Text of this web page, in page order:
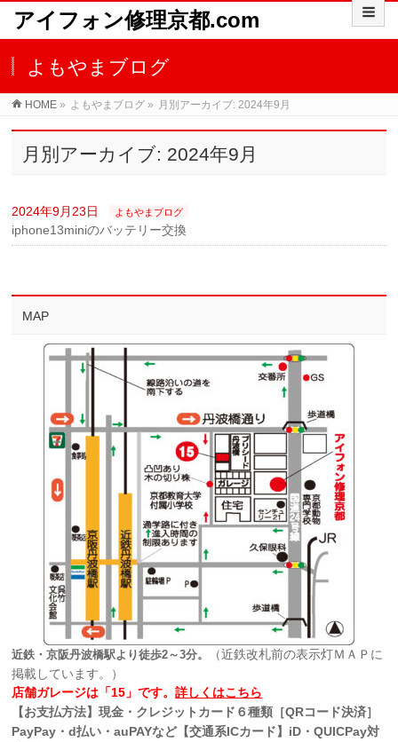
アイフォン修理京都.com
よもやまブログ
HOME » よもやまブログ » 月別アーカイブ: 2024年9月
月別アーカイブ: 2024年9月
2024年9月23日 よもやまブログ
iphone13miniのバッテリー交換
MAP
近鉄・京阪丹波橋駅より徒歩2～3分。
（近鉄改札前の表示灯ＭＡＰに
掲載しています。）
店舗ガレージは「15」です。詳しくはこちら
【お支払方法】現金・クレジットカード６種類［QRコード決済］
PayPay・d払い・auPAYなど【交通系ICカード】iD・QUICPay対